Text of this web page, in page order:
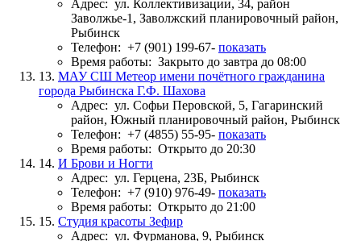
Адрес: ул. Коллективизации, 34, район
Заволжье-1, Заволжский планировочный район,
Рыбинск
Телефон: +7 (901) 199-67- показать
Время работы: Закрыто до завтра до 08:00
13. МАУ СШ Метеор имени почётного гражданина
города Рыбинска Г.Ф. Шахова
Адрес: ул. Софьи Перовской, 5, Гагаринский
район, Южный планировочный район, Рыбинск
Телефон: +7 (4855) 55-95- показать
Время работы: Открыто до 20:30
14. И Брови и Ногти
Адрес: ул. Герцена, 23Б, Рыбинск
Телефон: +7 (910) 976-49- показать
Время работы: Открыто до 21:00
15. Студия красоты Зефир
Адрес: ул. Фурманова, 9, Рыбинск